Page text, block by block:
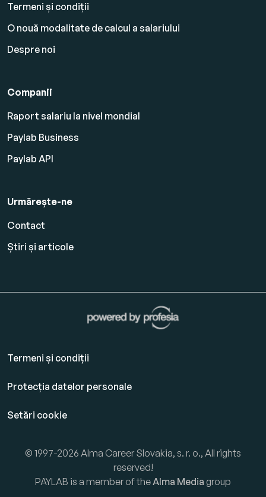
Termeni și condiții
O nouă modalitate de calcul a salariului
Despre noi
Companii
Raport salariu la nivel mondial
Paylab Business
Paylab API
Urmărește-ne
Contact
Știri și articole
Termeni și condiții
Protecția datelor personale
Setări cookie
© 1997-2026 Alma Career Slovakia, s. r. o., All rights
reserved!
PAYLAB is a member of theAlma Media group